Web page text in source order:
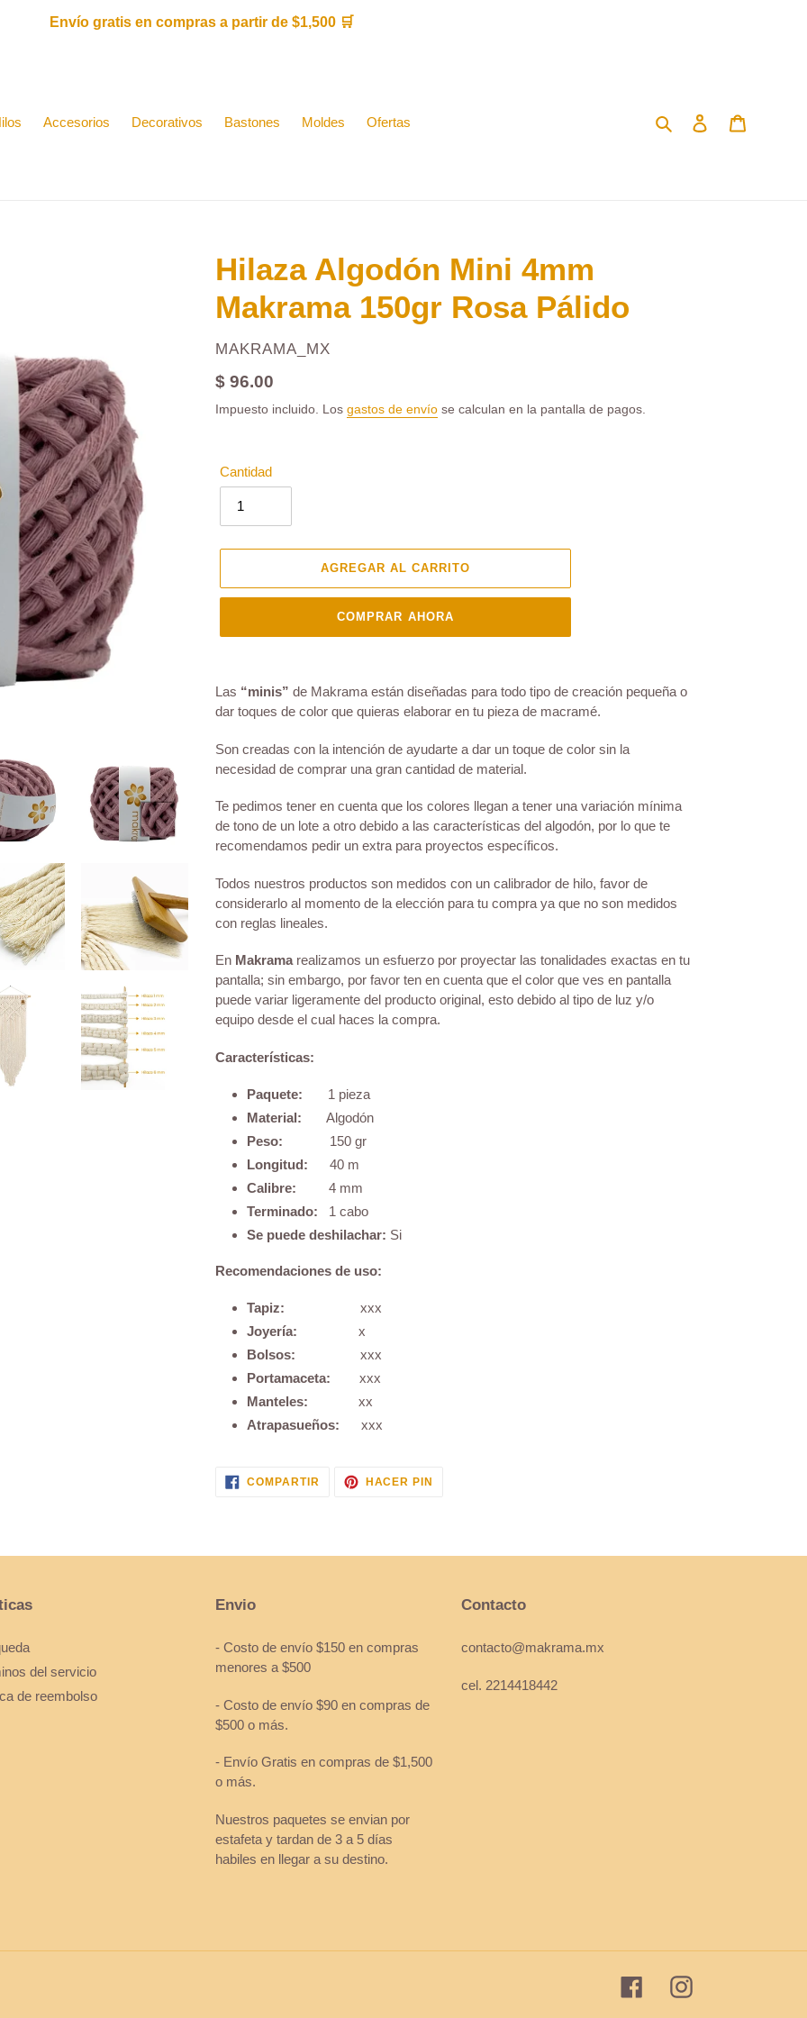
Envío gratis en compras a partir de $1,500 🛒
Accesorios Decorativos Bastones Moldes Ofertas Buscar Ingresar
Hilaza Algodón Mini 4mm
Makrama 150gr Rosa Pálido
PROVEEDOR
MAKRAMA_MX
Precio
habitual
$ 96.00
Impuesto incluido. Los gastos de envío se calculan en la pantalla de pagos.
Cantidad
AGREGAR AL CARRITO
COMPRAR AHORA
el
producto
tu
compra
Las “minis” de Makrama están diseñadas para todo tipo de creación pequeña o
dar toques de color que quieras elaborar en tu pieza de macramé.
Son creadas con la intención de ayudarte a dar un toque de color sin la
necesidad de comprar una gran cantidad de material.
Te pedimos tener en cuenta que los colores llegan a tener una variación mínima
de tono de un lote a otro debido a las características del algodón, por lo que te
recomendamos pedir un extra para proyectos específicos.
Todos nuestros productos son medidos con un calibrador de hilo, favor de
considerarlo al momento de la elección para tu compra ya que no son medidos
con reglas lineales.
En Makramarealizamos un esfuerzo por proyectar las tonalidades exactas en tu
pantalla; sin embargo, por favor ten en cuenta que el color que ves en pantalla
puede variar ligeramente del producto original, esto debido al tipo de luz y/o
equipo desde el cual haces la compra.
Características:
Paquete: 1 pieza
Material: Algodón
Peso: 150 gr
Longitud: 40 m
Calibre: 4 mm
Terminado: 1 cabo
Se puede deshilachar: Si
Recomendaciones de uso:
Tapiz: xxx
Joyería: x
Bolsos: xxx
Portamaceta: xxx
Manteles: xx
Atrapasueños: xxx
COMPARTIR COMPARTIRHACER PIN
del servicio
de reembolso
Envio
- Costo de envío $150 en compras
menores a $500
- Costo de envío $90 en compras de
$500 o más.
- Envío Gratis en compras de $1,500
o más.
Nuestros paquetes se envian por
estafeta y tardan de 3 a 5 días
habiles en llegar a su destino.
Contacto
contacto@makrama.mx
cel. 2214418442
FacebookInstagram